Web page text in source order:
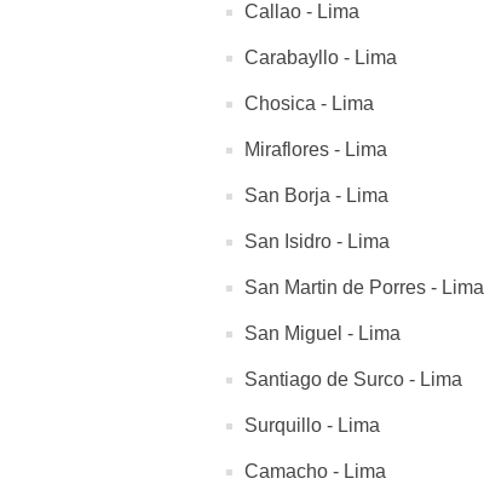
Callao - Lima
Carabayllo - Lima
Chosica - Lima
Miraflores - Lima
San Borja - Lima
San Isidro - Lima
San Martin de Porres - Lima
San Miguel - Lima
Santiago de Surco - Lima
Surquillo - Lima
Camacho - Lima